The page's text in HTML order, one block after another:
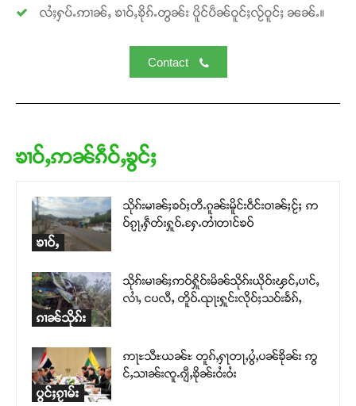
Support SHAN
ဝ်ႇၽူႈတွႆႇႁွၵ်ႈ လႆႈယူႇၶႃႈဢေႃႈ။
Donate Now
လႆႈႁပ်ႉဢၢၼ်ႇ ၶၢဝ်ႇၶိုၵ်ႉတွၼ်း ပိူင်ပဵၼ်ဝူင်ႈလႂ်ဝူင်ႈ ၼၼ်ႉ။
Contact
ၶၢဝ်ႇဢၼ်ၵဵဝ်ႇၶွင်ႈ
ၶၢဝ်ႇ
သိုၵ်းမၢၼ်ႈၶဝ်ႈတီႉၵူၼ်းမိူင်းဝဵင်းဝၢၼ်ႈငႂ်ႈ ဢ
ဝ်ၵႂႃႇႁဵတ်းႁူဝ်ႉႁႄႉတၢႆတၢင်ၶဝ်
ၵၢၼ်သိုၵ်း
သိုၵ်းမၢၼ်ႈဢဝ်ႁိူဝ်းမိၼ်သိုၵ်းယိုဝ်းၾင်ႇပၢင်ႇ
လၢႆႇ ငပလီႇ တိူဝ်ႉၺႃးႁူင်းလိုဝ်ႈသဝ်းၶႅၵ်ႇ
ပွင်ႈၵႂၢမ်း
ဢႃႊသီႊယၼ်ႊ တူၵ်ႇႁႃတႃႇပွႆႇပၼ်ၶိုၼ်း ဢွ
င်ႇသၢၼ်းၸူႉၵျီႇၶိုၼ်းဝႆးဝႆး